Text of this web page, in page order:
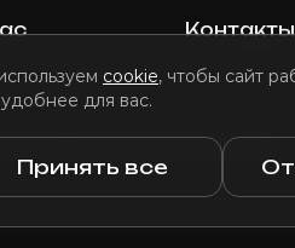
cookie, чтобы сайт
для вас.
Принять все
Контакты
использования файлов cookie